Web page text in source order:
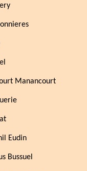
Manancourt
Eudin
Bussuel